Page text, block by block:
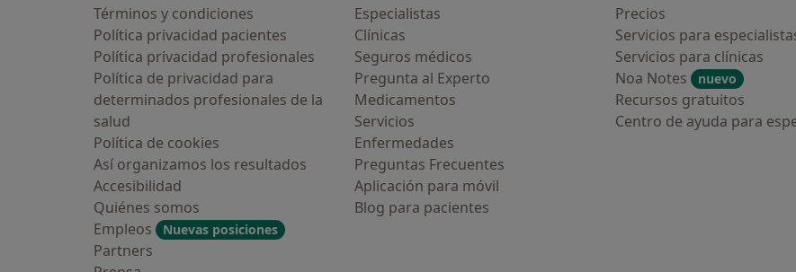
Términos y condiciones
Política privacidad pacientes
Política privacidad profesionales
Política de privacidad para
determinados profesionales de la
salud
Política de cookies
Así organizamos los resultados
Accesibilidad
Quiénes somos
Empleos
Nuevas posiciones
Partners
Especialistas
Clínicas
Seguros médicos
Pregunta al Experto
Medicamentos
Servicios
Enfermedades
Preguntas Frecuentes
Aplicación para móvil
Blog para pacientes
Precios
Servicios para
Servicios para clínicas
Noa Notes
nuevo
Recursos gratuitos
Centro de ayuda para